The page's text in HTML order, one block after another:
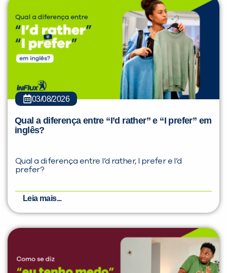
03/08/2026
Qual a diferença entre “I’d rather” e “I prefer” em
inglês?
Qual a diferença entre I’d rather, I prefer e I’d
prefer?
Leia mais...